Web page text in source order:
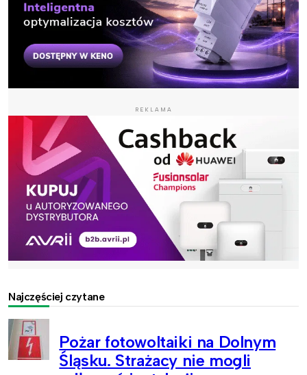
REKLAMA
Najczęściej czytane
Pożar fotowoltaiki na Dolnym
Śląsku. Strażacy nie mogli